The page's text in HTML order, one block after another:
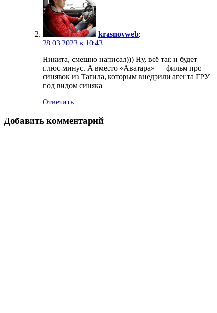
krasnovweb:
28.03.2023 в 10:43
Никита, смешно написал))) Ну, всё так и будет
плюс-минус. А вместо «Аватара» — фильм про
синявок из Тагила, которым внедрили агента ГРУ
под видом синяка
Ответить
Добавить комментарий